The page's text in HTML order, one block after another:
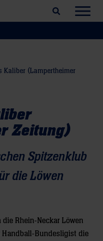
Suchfeld öffnen
Kaliber (Lampertheimer
Zeitung)
Spitzenklub
die Löwen
Rhein-Neckar Löwen
Handball-Bundesligist die